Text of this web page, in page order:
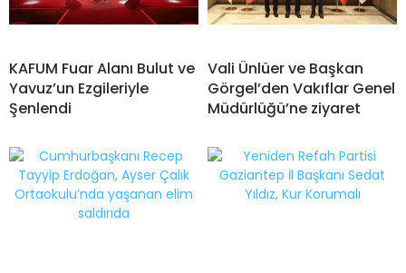
KAFUM Fuar Alanı Bulut ve
Yavuz’un Ezgileriyle
Şenlendi
Vali Ünlüer ve Başkan
Görgel’den Vakıflar Genel
Müdürlüğü’ne ziyaret